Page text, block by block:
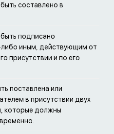
составлено в
подписано
иным, действующим от
присутствии и по его
поставлена ​​или
в присутствии двух
которые должны